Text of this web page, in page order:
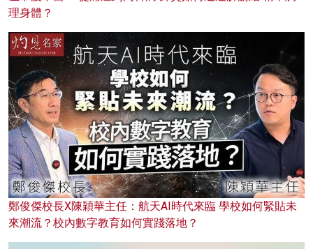
理身體？
鄭俊傑校長X陳穎華主任：航天AI時代來臨 學校如何緊貼未
來潮流？校內數字教育如何實踐落地？